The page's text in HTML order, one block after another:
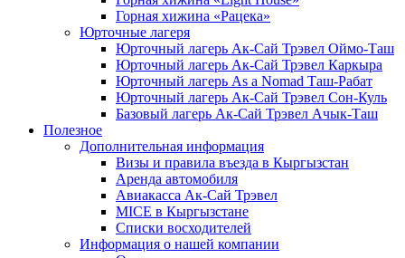
Горная хижина «Рацека»
Юрточные лагеря
Юрточный лагерь Ак-Сай Трэвел Оймо-Таш
Юрточный лагерь Ак-Сай Трэвел Каркыра
Юрточный лагерь As a Nomad Таш-Рабат
Юрточный лагерь Ак-Сай Трэвел Сон-Куль
Базовый лагерь Ак-Сай Трэвел Ачык-Таш
Полезное
Дополнительная информация
Визы и правила въезда в Кыргызстан
Аренда автомобиля
Авиакасса Ак-Сай Трэвел
MICE в Кыргызстане
Списки восходителей
Информация о нашей компании